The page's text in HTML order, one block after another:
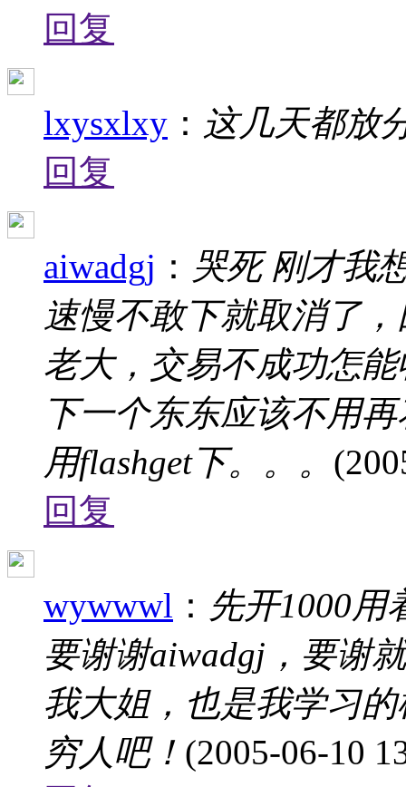
回复
lxysxlxy ： 这几天都放
回复
aiwadgj ： 哭死 刚才我
速慢不敢下就取消了
老大，交易不成功怎
下一个东东应该不用
用flashget下。。。
回复
wywwwl ： 先开1000用
要谢谢aiwadgj，要谢
我大姐，也是我学习
穷人吧！ (2005-06-10